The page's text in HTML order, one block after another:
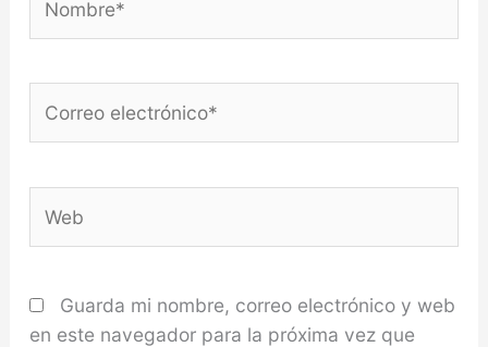
electrónico*
Guarda mi nombre, correo electrónico y web
en este navegador para la próxima vez que